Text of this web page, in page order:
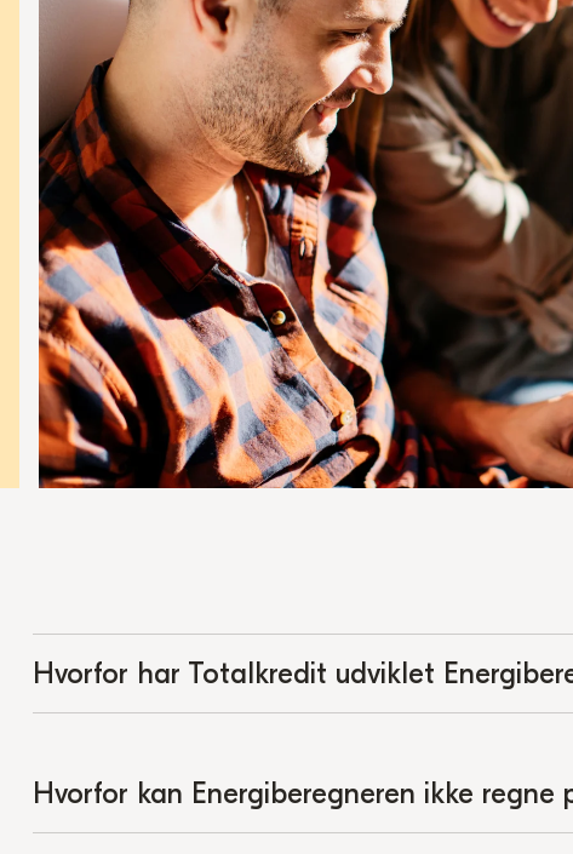
Hvorfor har Totalkredit udviklet
Hvorfor kan Energiberegneren ikke